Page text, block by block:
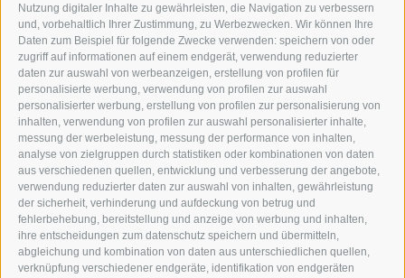
Nutzung digitaler Inhalte zu gewährleisten, die Navigation zu verbessern
und, vorbehaltlich Ihrer Zustimmung, zu Werbezwecken. Wir können Ihre
Daten zum Beispiel für folgende Zwecke verwenden: speichern von oder
zugriff auf informationen auf einem endgerät, verwendung reduzierter
daten zur auswahl von werbeanzeigen, erstellung von profilen für
personalisierte werbung, verwendung von profilen zur auswahl
personalisierter werbung, erstellung von profilen zur personalisierung von
inhalten, verwendung von profilen zur auswahl personalisierter inhalte,
messung der werbeleistung, messung der performance von inhalten,
analyse von zielgruppen durch statistiken oder kombinationen von daten
aus verschiedenen quellen, entwicklung und verbesserung der angebote,
verwendung reduzierter daten zur auswahl von inhalten, gewährleistung
der sicherheit, verhinderung und aufdeckung von betrug und
fehlerbehebung, bereitstellung und anzeige von werbung und inhalten,
ihre entscheidungen zum datenschutz speichern und übermitteln,
abgleichung und kombination von daten aus unterschiedlichen quellen,
verknüpfung verschiedener endgeräte, identifikation von endgeräten
DER ERKER
NEUSTADT 20A
I-39049 STERZING
TEL.: +39 0472 766876
GRAFIK@DERERKER.IT
INFO@DERERKER.IT
BARBARA.FONTANA@DERERKER.IT
DER ERKER
WERBEN IM ERKER
ONLINE-WERBUNG
SEPA-DAUERAUFTRAG
REGELN LESERKOMMENTARE